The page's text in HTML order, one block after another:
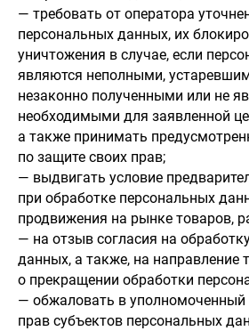
— требовать от оператора
персональных данных, их
уничтожения в случае, если
являются неполными,
незаконно полученными или не
необходимыми для заявленной
а также принимать
по защите своих прав;
— выдвигать условие
при обработке персональных
продвижения на рынке товаров,
— на отзыв согласия на
данных, а также, на направление
о прекращении обработки
— обжаловать в уполномоченный
прав субъектов персональных